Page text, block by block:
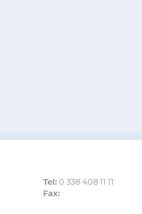
Tel: 0 338 408 11 11
Fax: